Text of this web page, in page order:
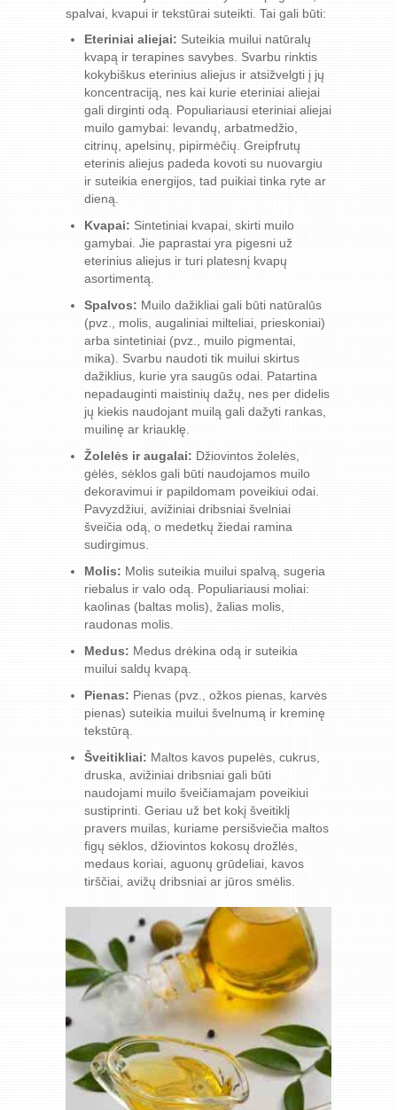
spalvai, kvapui ir tekstūrai suteikti. Tai gali būti:
Eteriniai aliejai: Suteikia muilui natūralų
kvapą ir terapines savybes. Svarbu rinktis
kokybiškus eterinius aliejus ir atsižvelgti į jų
koncentraciją, nes kai kurie eteriniai aliejai
gali dirginti odą. Populiariausi eteriniai aliejai
muilo gamybai: levandų, arbatmedžio,
citrinų, apelsinų, pipirmėčių. Greipfrutų
eterinis aliejus padeda kovoti su nuovargiu
ir suteikia energijos, tad puikiai tinka ryte ar
dieną.
Kvapai: Sintetiniai kvapai, skirti muilo
gamybai. Jie paprastai yra pigesni už
eterinius aliejus ir turi platesnį kvapų
asortimentą.
Spalvos: Muilo dažikliai gali būti natūralūs
(pvz., molis, augaliniai milteliai, prieskoniai)
arba sintetiniai (pvz., muilo pigmentai,
mika). Svarbu naudoti tik muilui skirtus
dažiklius, kurie yra saugūs odai. Patartina
nepadauginti maistinių dažų, nes per didelis
jų kiekis naudojant muilą gali dažyti rankas,
muilinę ar kriauklę.
Žolelės ir augalai: Džiovintos žolelės,
gėlės, sėklos gali būti naudojamos muilo
dekoravimui ir papildomam poveikiui odai.
Pavyzdžiui, avižiniai dribsniai švelniai
šveičia odą, o medetkų žiedai ramina
sudirgimus.
Molis: Molis suteikia muilui spalvą, sugeria
riebalus ir valo odą. Populiariausi moliai:
kaolinas (baltas molis), žalias molis,
raudonas molis.
Medus: Medus drėkina odą ir suteikia
muilui saldų kvapą.
Pienas: Pienas (pvz., ožkos pienas, karvės
pienas) suteikia muilui švelnumą ir kreminę
tekstūrą.
Šveitikliai: Maltos kavos pupelės, cukrus,
druska, avižiniai dribsniai gali būti
naudojami muilo šveičiamajam poveikiui
sustiprinti. Geriau už bet kokį šveitiklį
pravers muilas, kuriame persišviečia maltos
figų sėklos, džiovintos kokosų drožlės,
medaus koriai, aguonų grūdeliai, kavos
tirščiai, avižų dribsniai ar jūros smėlis.